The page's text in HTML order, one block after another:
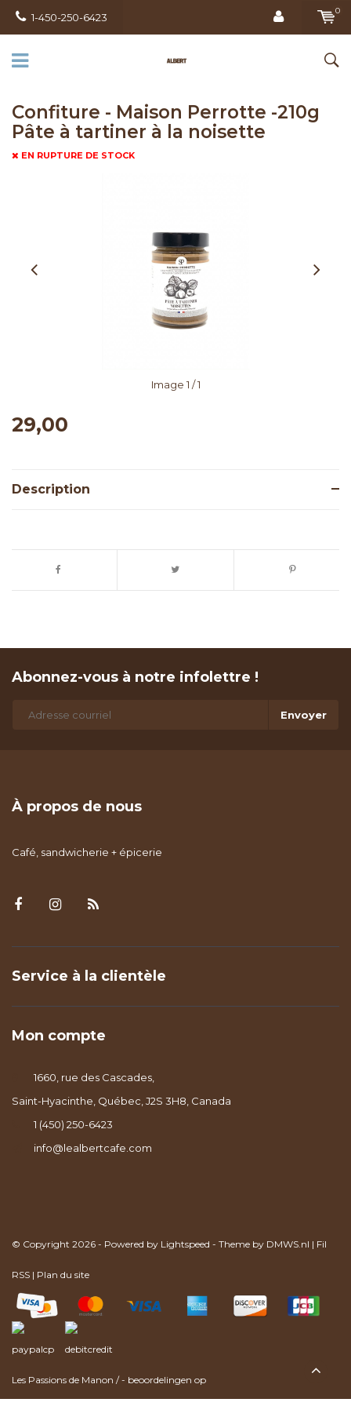
1-450-250-6423
0
Confiture - Maison Perrotte -210g
Pâte à tartiner à la noisette
EN RUPTURE DE STOCK
Image 1 / 1
29,00
Description
Abonnez-vous à notre infolettre !
Envoyer
À propos de nous
Café, sandwicherie + épicerie
Service à la clientèle
Mon compte
1660, rue des Cascades,
Saint-Hyacinthe, Québec, J2S 3H8, Canada
1 (450) 250-6423
info@lealbertcafe.com
© Copyright 2026 - Powered by Lightspeed - Theme by DMWS.nl | Fil
RSS | Plan du site
Les Passions de Manon /- beoordelingen op